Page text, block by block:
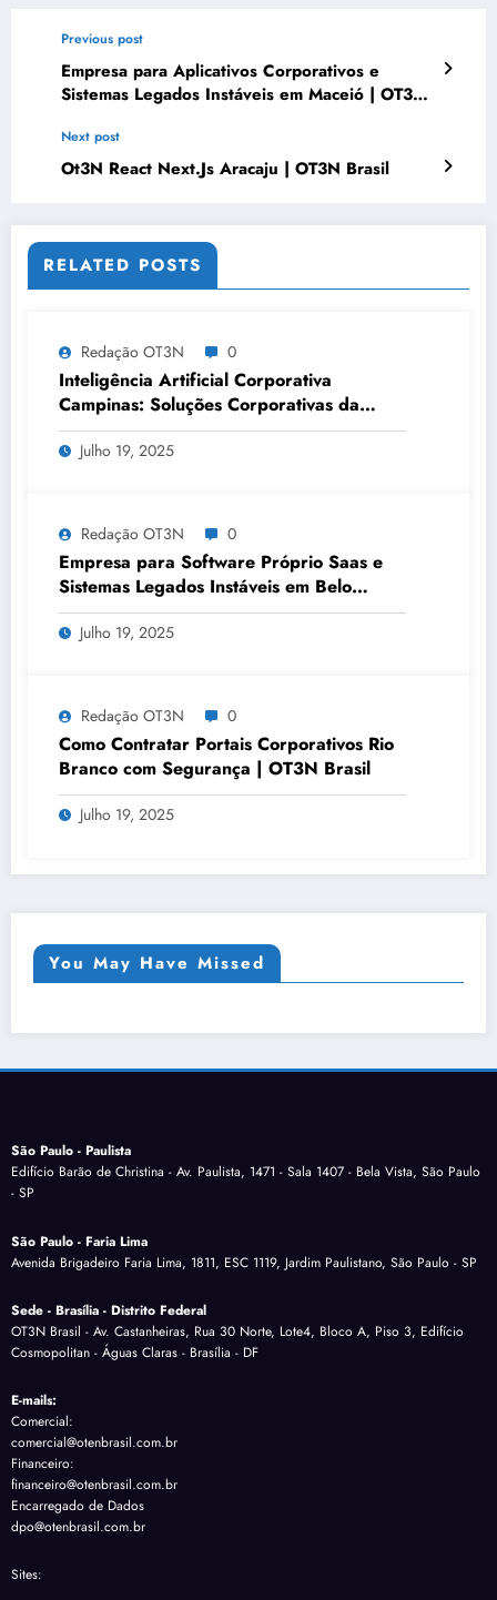
Previous post
Empresa para Aplicativos Corporativos e
Sistemas Legados Instáveis em Maceió | OT3N
Next post
Ot3N React Next.Js Aracaju | OT3N Brasil
RELATED POSTS
Redação OT3N 0
Inteligência Artificial Corporativa
Campinas: Soluções Corporativas da
OT3N Brasil – Guia 3083
Julho 19, 2025
Redação OT3N 0
Empresa para Software Próprio Saas e
Sistemas Legados Instáveis em Belo
Horizonte | OT3N Brasil – Guia 3449
Julho 19, 2025
Redação OT3N 0
Como Contratar Portais Corporativos Rio
Branco com Segurança | OT3N Brasil
Julho 19, 2025
You May Have Missed
São Paulo - Paulista
Edifício Barão de Christina - Av. Paulista, 1471 - Sala 1407 - Bela Vista, São Paulo
- SP
São Paulo - Faria Lima
Avenida Brigadeiro Faria Lima, 1811, ESC 1119, Jardim Paulistano, São Paulo - SP
Sede - Brasília - Distrito Federal
OT3N Brasil - Av. Castanheiras, Rua 30 Norte, Lote4, Bloco A, Piso 3, Edifício
Cosmopolitan - Águas Claras - Brasília - DF
E-mails:
Comercial:
comercial@otenbrasil.com.br
Financeiro:
financeiro@otenbrasil.com.br
Encarregado de Dados
dpo@otenbrasil.com.br
Sites: